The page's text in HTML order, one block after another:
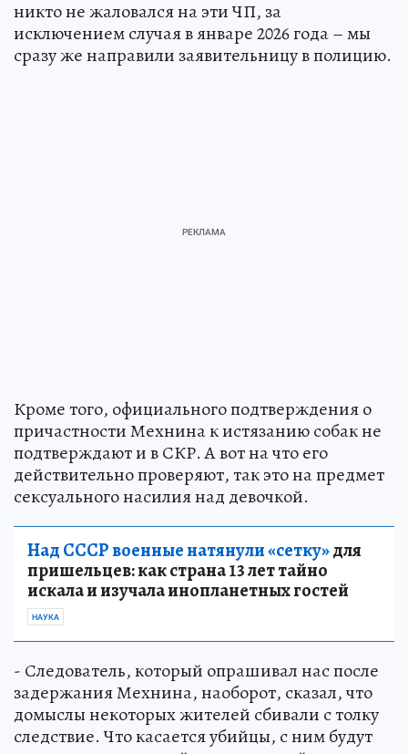
никто не жаловался на эти ЧП, за
исключением случая в январе 2026 года – мы
сразу же направили заявительницу в полицию.
Кроме того, официального подтверждения о
причастности Мехнина к истязанию собак не
подтверждают и в СКР. А вот на что его
действительно проверяют, так это на предмет
сексуального насилия над девочкой.
Над СССР военные натянули «сетку»для
пришельцев: как страна 13 лет тайно
искала и изучала инопланетных гостей
НАУКА
- Следователь, который опрашивал нас после
задержания Мехнина, наоборот, сказал, что
домыслы некоторых жителей сбивали с толку
следствие. Что касается убийцы, с ним будут